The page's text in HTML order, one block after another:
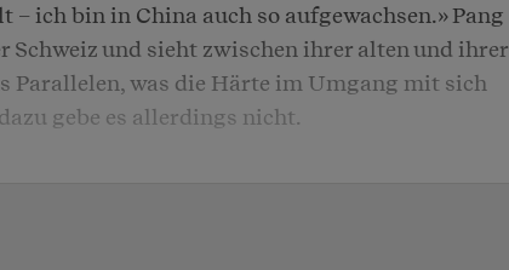
– ich bin in China auch so aufgewachsen.» Pang
Schweiz und sieht zwischen ihrer alten und ihrer
Parallelen, was die Härte im Umgang mit sich
gebe es allerdings nicht.